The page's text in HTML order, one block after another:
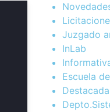
Juzgado
InLab
Escuela